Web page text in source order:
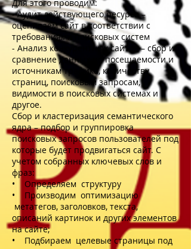
Для этого проводим:
- Аудит действующего ресурса –
оцениваем сайт в соответствии с
требованиями поисковых систем
- Анализ конкурентных сайтов – сбор и
сравнение данных по посещаемости и
источникам трафика, количеству
страниц, поисковым запросам,
видимости в поисковых системах и
другое.
Сбор и кластеризация семантического
ядра – подбор и группировка
поисковых запросов пользователей под
которые будет продвигаться сайт. С
учетом собранных ключевых слов и
фраз:
• Определяем структуру
• Производим оптимизацию
метатегов, заголовков, текста,
описаний картинок и других элементов
на сайте;
• Подбираем целевые страницы под